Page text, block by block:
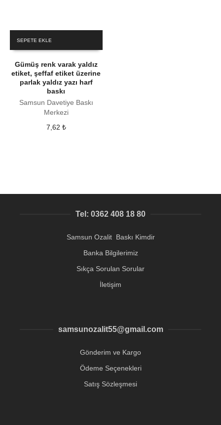
SEPETE EKLE
Gümüş renk varak yaldız
etiket, şeffaf etiket üzerine
parlak yaldız yazı harf
baskı
Samsun Davetiye Baskı
Merkezi
7,62 ₺
Tel: 0362 408 18 80
Samsun Ozalit Baskı Kimdir
Banka Bilgilerimiz
Sıkça Sorulan Sorular
İletişim
samsunozalit55@gmail.com
Gönderim ve Kargo
Ödeme Seçenekleri
Satış Sözleşmesi